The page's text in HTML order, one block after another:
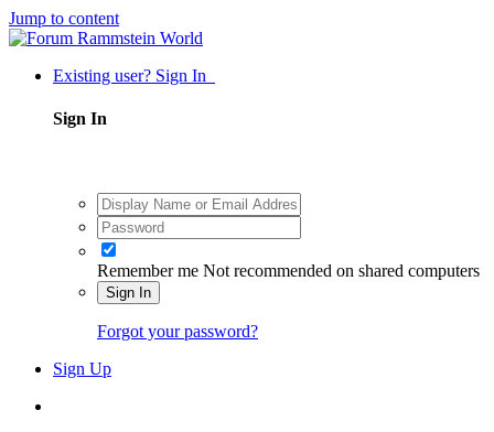
Jump to content
Existing user? Sign In
Sign In
Remember me Not recommended on shared computers
Sign In
Forgot your password?
Sign Up